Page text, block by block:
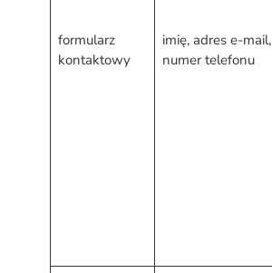
formularz
kontaktowy
imię, adres e-mail,
numer telefonu